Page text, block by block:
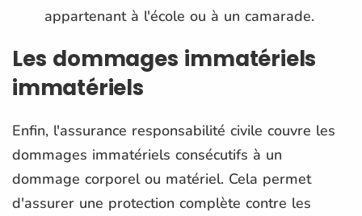
appartenant à l'école ou à un camarade.
Les dommages immatériels
immatériels
Enfin, l'assurance responsabilité civile couvre les
dommages immatériels consécutifs à un
dommage corporel ou matériel. Cela permet
d'assurer une protection complète contre les